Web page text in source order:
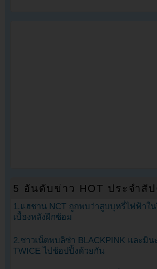
5 อันดับข่าว HOT ประจำสั
1.แฮชาน NCT ถูกพบว่าสูบบุหรี่ไฟฟ้าใ
เบื้องหลังฝึกซ้อม
2.ชาวเน็ตพบลิซ่า BLACKPINK และมินะ
TWICE ไปช้อปปิ้งด้วยกัน